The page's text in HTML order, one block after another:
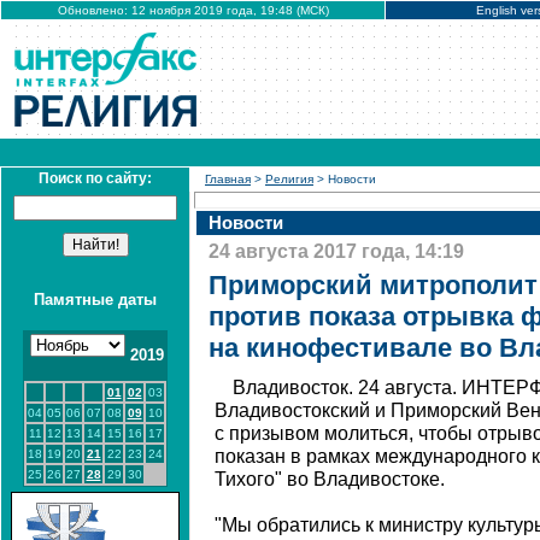
Обновлено: 12 ноября 2019 года, 19:48 (МСК) English
Поиск по сайту:
Памятные даты
2019
01 02 03
04 05 06 07 08 09 10
11
12 13 14 15 16
17
18 19 20 21 22 23 24
25 26 27 28 29 30
Главная > Религия > Новости
Новости
24 августа 2017 года, 14:19
Приморский
против показа
на кинофестивале во
Владивосток. 24 августа.
Владивостокский и Приморский
с призывом молиться, чтобы
показан в рамках
Тихого" во Владивостоке.
"Мы обратились к министру